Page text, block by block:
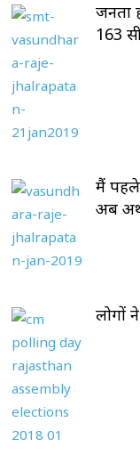
जनता
163
मैं पहले
अब
लोगों